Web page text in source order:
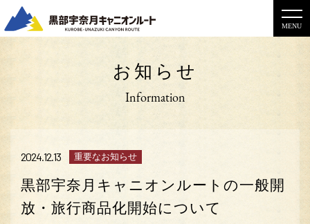
MENU
お知らせ
Information
2024.12.13 重要なお知らせ
黒部宇奈月キャニオンルートの一般開
放・旅行商品化開始について